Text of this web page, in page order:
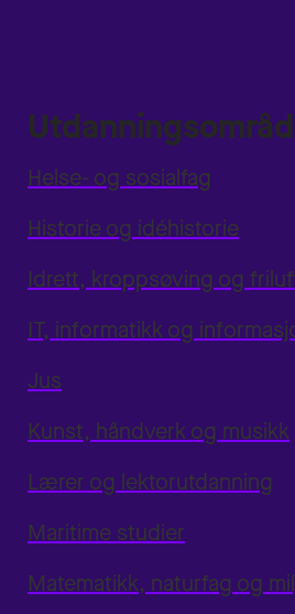
Helse- og sosialfag
Historie og idéhistorie
Idrett, kroppsøving og
IT, informatikk og
Jus
Kunst, håndverk og musikk
Lærer og lektorutdanning
Maritime studier
Matematikk, naturfag og